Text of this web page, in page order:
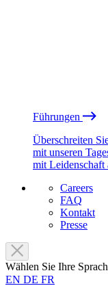
Führungen
Überschreiten
mit unseren
mit Leidenschaft
Careers
FAQ
Kontakt
Presse
Wählen Sie Ihre
EN DE FR